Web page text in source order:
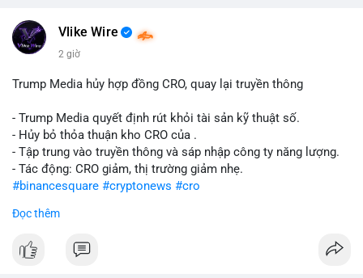
📰 Nguồn: CoinDesk
Vlike Wire
2 giờ
Trump Media hủy hợp đồng CRO, quay lại truyền thông
- Trump Media quyết định rút khỏi tài sản kỹ thuật số.
- Hủy bỏ thỏa thuận kho CRO của .
- Tập trung vào truyền thông và sáp nhập công ty năng lượng.
- Tác động: CRO giảm, thị trường giảm nhẹ.
#binancesquare #cryptonews #cro
$cro
#vlikevn #titanbot
Đọc thêm